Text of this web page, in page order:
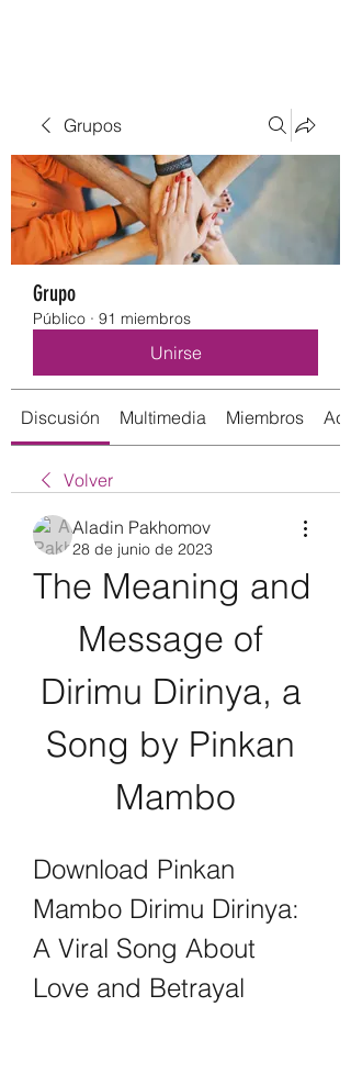
Grupos
Grupo
Público · 91 miembros
Unirse
Discusión Multimedia Miembros
Volver
Aladin Pakhomov
28 de junio de 2023
The Meaning and
Message of
Dirimu Dirinya, a
Song by Pinkan
Mambo
Download Pinkan
Mambo Dirimu Dirinya:
A Viral Song About
Love and Betrayal